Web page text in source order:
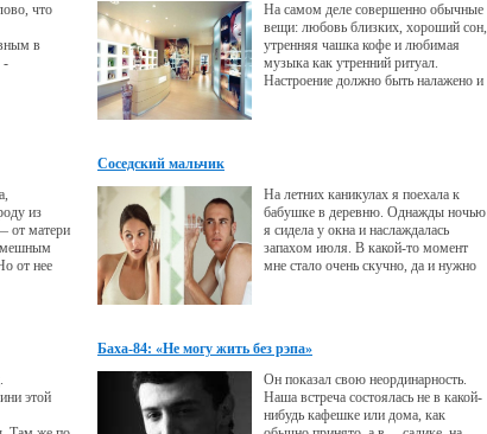
что
в
-
На самом деле совершенно обычные
вещи: любовь близких, хороший сон,
утренняя чашка кофе и любимая
музыка как утренний ритуал.
Настроение должно быть налажено и
из
от матери
от нее
Соседский мальчик
На летних каникулах я поехала к
бабушке в деревню. Однажды ночью
я сидела у окна и наслаждалась
запахом июля. В какой-то момент
мне стало очень скучно, да и нужно
этой
Баха-84: «Не могу жить без рэпа»
Он показал свою неординарность.
Наша встреча состоялась не в какой-
нибудь кафешке или дома, как